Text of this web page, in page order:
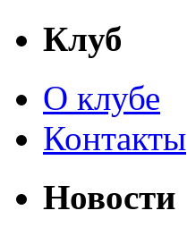
Клуб
О клубе
Контакты
Новости